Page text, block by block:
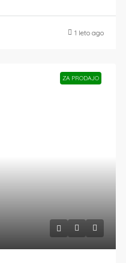
1 leto ago
ZA PRODAJO